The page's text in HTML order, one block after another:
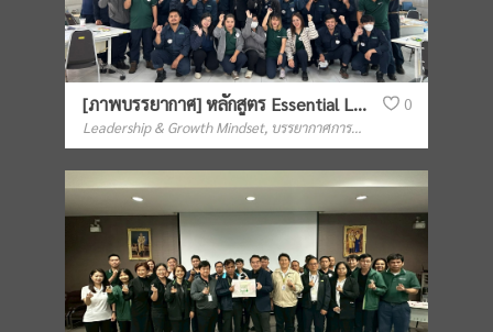
[ภาพบรรยากาศ] หลักสูตร Essential Leadership Skills for Foreman รุ่นที่ 4 (ดร.ประสงค์)
Leadership & Growth Mindset, บรรยากาศการฝึกอบรม
0